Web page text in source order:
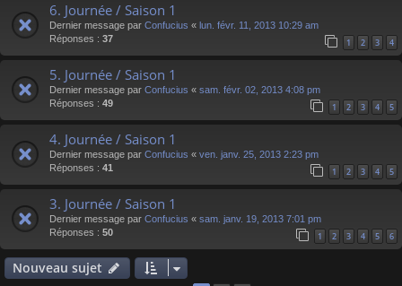
6. Journée / Saison 1
Dernier message par Confucius « lun. févr. 11, 2013 10:29 am
Réponses : 37 1 2 3 4
5. Journée / Saison 1
Dernier message par Confucius « sam. févr. 02, 2013 4:08 pm
Réponses : 49 1 2 3 4 5
4. Journée / Saison 1
Dernier message par Confucius « ven. janv. 25, 2013 2:23 pm
Réponses : 41 1 2 3 4 5
3. Journée / Saison 1
Dernier message par Confucius « sam. janv. 19, 2013 7:01 pm
Réponses : 50 1 2 3 4 5 6
Nouveau sujet